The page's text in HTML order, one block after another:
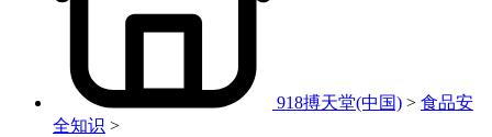
918搏天堂(中国) > 食品安
全知识 >